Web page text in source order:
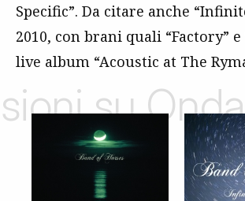
Specific”. Da citare anche
2010, con brani quali “Factory” e
live album “Acoustic at The
su